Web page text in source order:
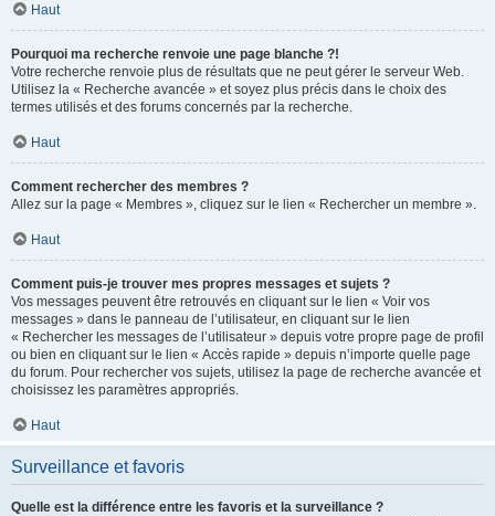
Haut
Pourquoi ma recherche renvoie une page blanche ?!
Votre recherche renvoie plus de résultats que ne peut gérer le serveur Web.
Utilisez la « Recherche avancée » et soyez plus précis dans le choix des
termes utilisés et des forums concernés par la recherche.
Haut
Comment rechercher des membres ?
Allez sur la page « Membres », cliquez sur le lien « Rechercher un membre ».
Haut
Comment puis-je trouver mes propres messages et sujets ?
Vos messages peuvent être retrouvés en cliquant sur le lien « Voir vos
messages » dans le panneau de l’utilisateur, en cliquant sur le lien
« Rechercher les messages de l’utilisateur » depuis votre propre page de profil
ou bien en cliquant sur le lien « Accès rapide » depuis n’importe quelle page
du forum. Pour rechercher vos sujets, utilisez la page de recherche avancée et
choisissez les paramètres appropriés.
Haut
Surveillance et favoris
Quelle est la différence entre les favoris et la surveillance ?